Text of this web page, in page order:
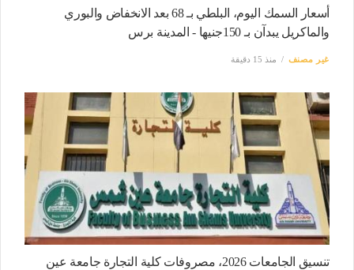
أسعار السمك اليوم، البلطي بـ 68 بعد الانخفاض والبوري
والماكريل يبدآن بـ 150جنيها - المدينة برس
غير مصنف منذ 15 دقيقة
تنسيق الجامعات 2026، مصروفات كلية التجارة جامعة عين